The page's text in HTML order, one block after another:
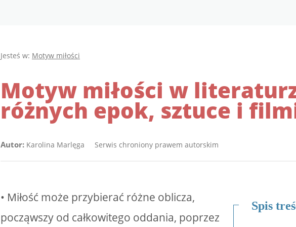
Jesteś w: Motyw miłości
Motyw miłości w
różnych epok, sztuce i
Autor: Karolina Marlęga Serwis chroniony prawem autorskim
Spis
• Miłość może przybierać różne oblicza,
począwszy od całkowitego oddania, poprzez